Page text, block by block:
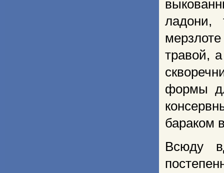
ладони,
травой,
формы
бараком
Всюду